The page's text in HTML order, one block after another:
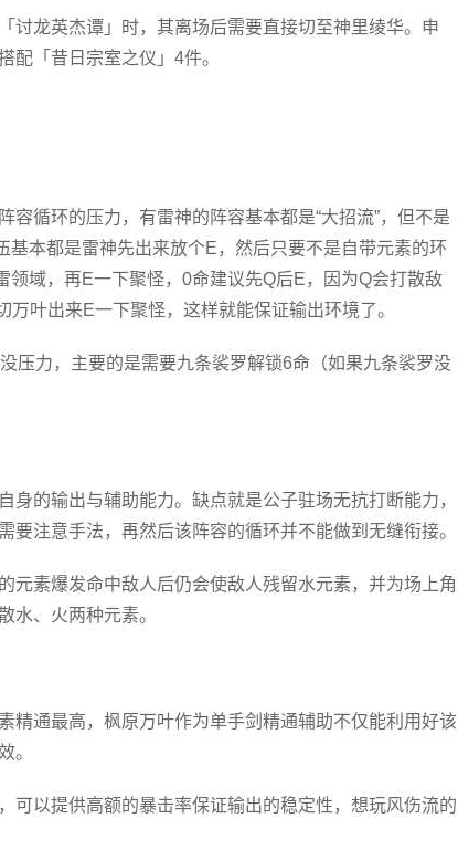
讨龙英杰谭」时，其离场后需要直接切至神里绫华。申
配「昔日宗室之仪」4件。
循环的压力，有雷神的阵容基本都是“大招流”，但不是
本都是雷神先出来放个E，然后只要不是自带元素的环
域，再E一下聚怪，0命建议先Q后E，因为Q会打散敌
叶出来E一下聚怪，这样就能保证输出环境了。
压力，主要的是需要九条裟罗解锁6命（如果九条裟罗没
的输出与辅助能力。缺点就是公子驻场无抗打断能力，
注意手法，再然后该阵容的循环并不能做到无缝衔接。
元素爆发命中敌人后仍会使敌人残留水元素，并为场上角
水、火两种元素。
精通最高，枫原万叶作为单手剑精通辅助不仅能利用好该
。
可以提供高额的暴击率保证输出的稳定性，想玩风伤流的